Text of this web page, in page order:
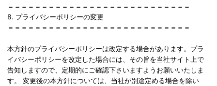
＝＝＝＝＝＝＝＝＝＝＝＝＝＝＝＝＝＝＝＝＝＝＝＝＝＝＝
8. プライバシーポリシーの変更
＝＝＝＝＝＝＝＝＝＝＝＝＝＝＝＝＝＝＝＝＝＝＝＝＝＝＝
本方針のプライバシーポリシーは改定する場合があります。プラ
イバシーポリシーを改定した場合には、その旨を当社サイト上で
告知しますので、定期的にご確認下さいますようお願いいたしま
す。 変更後の本方針については、当社が別途定める場合を除い